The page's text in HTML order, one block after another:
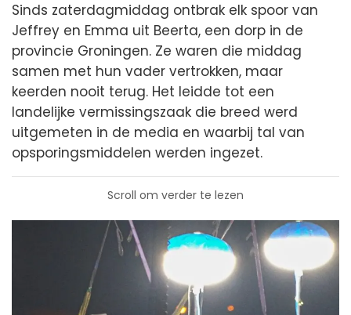
Sinds zaterdagmiddag ontbrak elk spoor van
Jeffrey en Emma uit Beerta, een dorp in de
provincie Groningen. Ze waren die middag
samen met hun vader vertrokken, maar
keerden nooit terug. Het leidde tot een
landelijke vermissingszaak die breed werd
uitgemeten in de media en waarbij tal van
opsporingsmiddelen werden ingezet.
Scroll om verder te lezen